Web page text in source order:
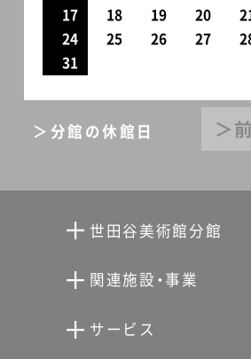
17
18 19 20
24
25 26 27
31
＞
＞分館の休館日
世田谷美術館分館
向井潤吉アトリエ館
関連施設・事業
世田谷文学館
サービス